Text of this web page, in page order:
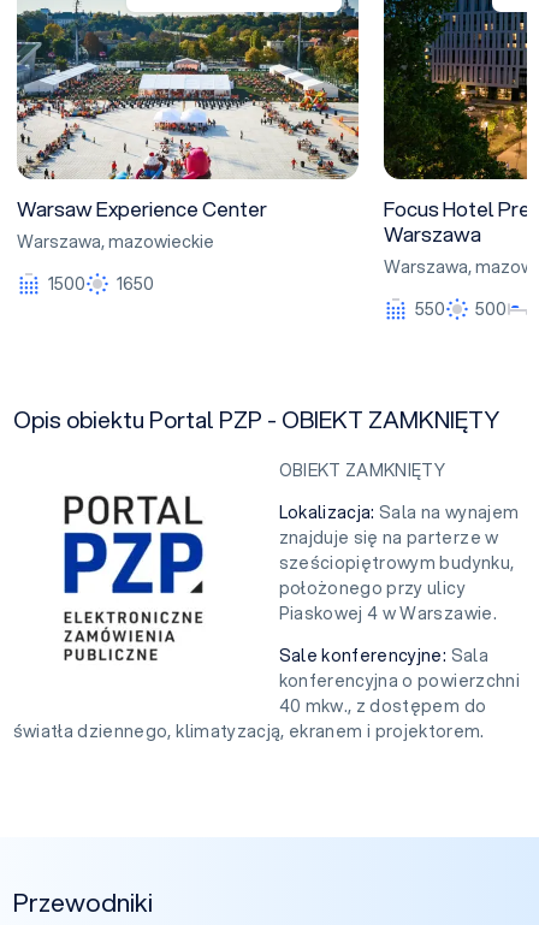
Warsaw Experience Center
Warszawa,mazowieckie
1500
1650
Focus Hotel
Warszawa
Warszawa,
550
500
Opis obiektu Portal PZP - OBIEKT ZAMKNIĘTY
OBIEKT ZAMKNIĘTY
Lokalizacja:Sala na wynajem
znajduje się na parterze w
sześciopiętrowym budynku,
położonego przy ulicy
Piaskowej 4 w Warszawie.
Sale konferencyjne: Sala
konferencyjna o powierzchni
40 mkw., z dostępem do
światła dziennego, klimatyzacją, ekranem i projektorem.
Przewodniki